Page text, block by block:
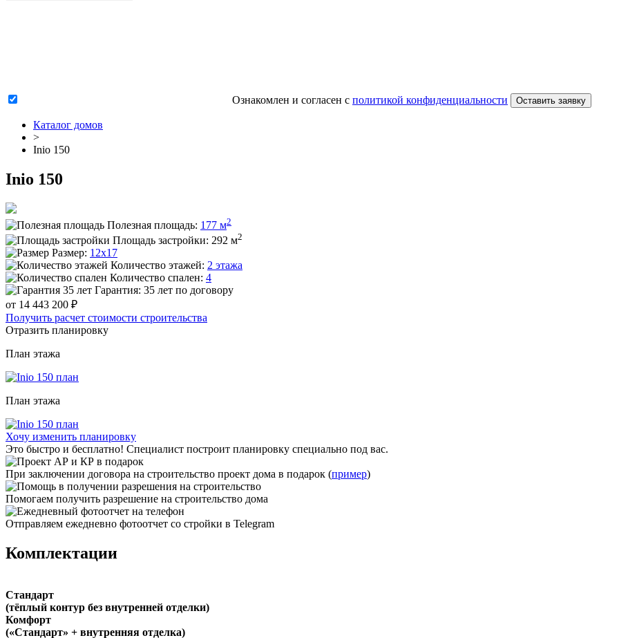
Ознакомлен и согласен с политикой конфиденциальности Оставить заявку
Каталог домов
>
Inio 150
Inio 150
Полезная площадь: 177 м2
Площадь застройки: 292 м2
Размер: 12x17
Количество этажей: 2 этажа
Количество спален: 4
Гарантия: 35 лет по договору
от 14 443 200 ₽
Получить расчет стоимости строительства
Отразить планировку
План этажа
План этажа
Хочу изменить планировку
Это быстро и бесплатно! Специалист построит планировку специально под вас.
При заключении договора на строительство проект дома в подарок (пример)
Помогаем получить разрешение на строительство дома
Отправляем ежедневно фотоотчет со стройки в Telegram
Комплектации
Стандарт
(тёплый контур без внутренней отделки)
Комфорт
(«Стандарт» + внутренняя отделка)